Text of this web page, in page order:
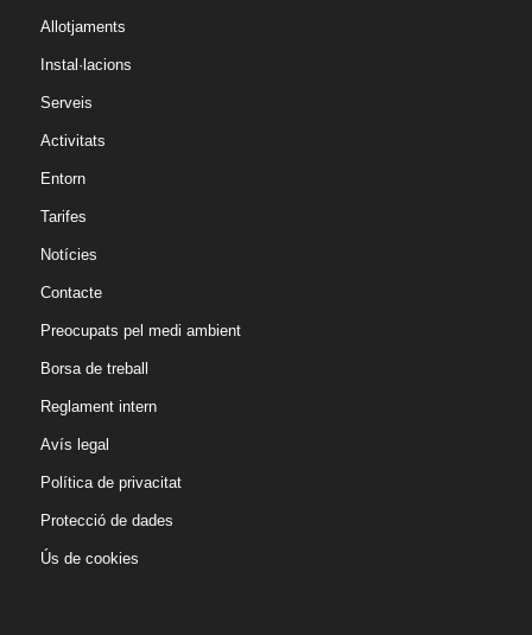
Allotjaments
Instal·lacions
Serveis
Activitats
Entorn
Tarifes
Notícies
Contacte
Preocupats pel medi ambient
Borsa de treball
Reglament intern
Avís legal
Política de privacitat
Protecció de dades
Ús de cookies